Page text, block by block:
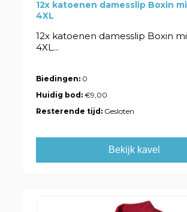
12x katoenen damesslip Boxin
4XL
12x katoenen damesslip Boxin
4XL...
Biedingen: 0
Huidig bod:€9,00
Resterende tijd: Gesloten
Bekijk kavel